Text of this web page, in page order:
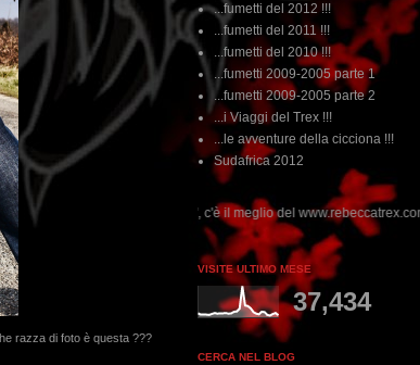
razza di foto è questa ???
...fumetti del 2012 !!!
...fumetti del 2011 !!!
...fumetti del 2010 !!!
...fumetti 2009-2005 parte 1
...fumetti 2009-2005 parte 2
...i Viaggi del Trex !!!
...le avventure della cicciona !!!
Sudafrica 2012
clikka "qui", c'è il meglio del www.rebeccatrex.com
VISITE ULTIMO MESE
37,434
CERCA NEL BLOG